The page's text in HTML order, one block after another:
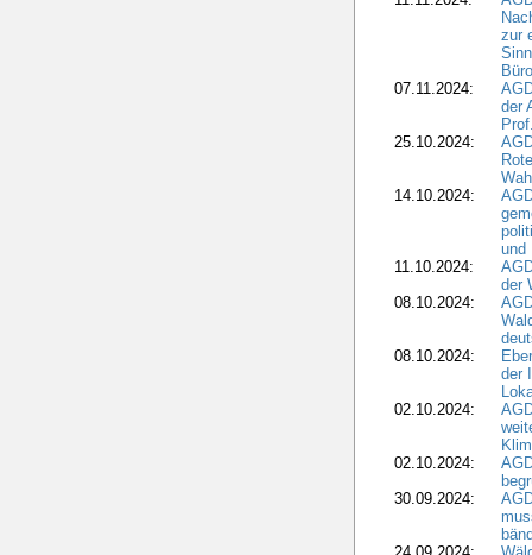
zur
07.11.2024:
der
25.10.2024:
14.10.2024:
und
11.10.2024:
der
08.10.2024:
08.10.2024:
der
02.10.2024:
02.10.2024:
30.09.2024: